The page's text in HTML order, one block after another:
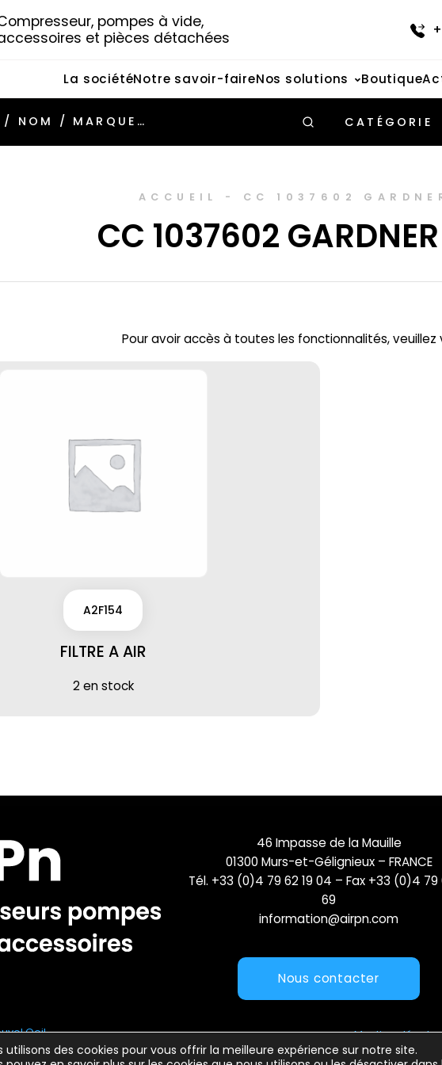
pompes à vide,
et pièces détachées
La sociétéNotre savoir-faireNos solutions Boutique
CATÉGORIE
ACCUEIL - CC 1037602
CC 1037602
Pour avoir accès à toutes les fonctionnalités, veuillez
A2F154
FILTRE A AIR
2 en stock
utilisons des cookies pour vous offrir la meilleure expérience sur notre site.
46 Impasse de la Mauille
01300 Murs-et-Gélignieux – FRANCE
Tél. +33 (0)4 79 62 19 04 – Fax +33 (0)4 79
69
information@airpn.com
Nous contacter
Oeil Mentions légales